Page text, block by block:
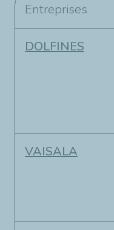
Entreprises
DOLFINES
VAISALA